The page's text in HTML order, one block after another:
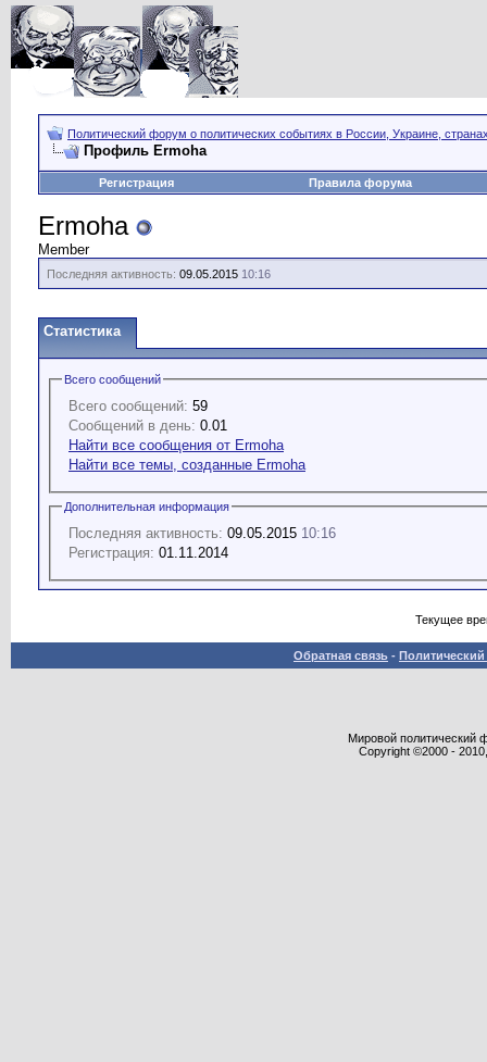
Политический форум о политических событиях в России, Украине,
Профиль Ermoha
Регистрация Правила форума
Ermoha
Member
Последняя активность: 09.05.2015 10:16
Статистика
Всего сообщений
Всего сообщений: 59
Сообщений в день: 0.01
Найти все сообщения от Ermoha
Найти все темы, созданные Ermoha
Дополнительная информация
Последняя активность: 09.05.2015 10:16
Регистрация: 01.11.2014
Текущее
Обратная связь -
Мировой политический
Copyright ©2000 -